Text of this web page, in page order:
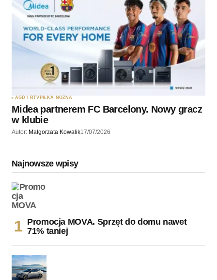
AGD I RTV PIŁKA NOŻNA
Midea partnerem FC Barcelony. Nowy gracz
w klubie
Autor: Malgorzata Kowalik17/07/2026
Najnowsze wpisy
Promocja MOVA. Sprzęt do domu nawet
71% taniej